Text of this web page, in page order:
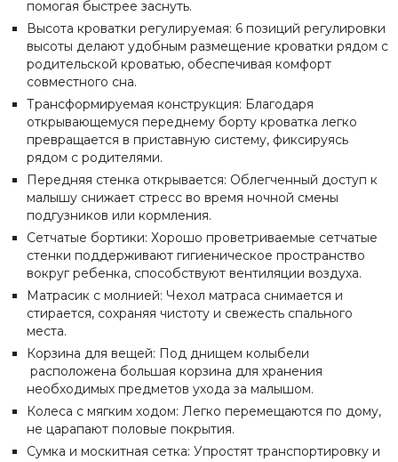
помогая быстрее заснуть.
Высота кроватки регулируемая: 6 позиций регулировки
высоты делают удобным размещение кроватки рядом с
родительской кроватью, обеспечивая комфорт
совместного сна.
Трансформируемая конструкция: Благодаря
открывающемуся переднему борту кроватка легко
превращается в приставную систему, фиксируясь
рядом с родителями.
Передняя стенка открывается: Облегченный доступ к
малышу снижает стресс во время ночной смены
подгузников или кормления.
Сетчатые бортики: Хорошо проветриваемые сетчатые
стенки поддерживают гигиеническое пространство
вокруг ребенка, способствуют вентиляции воздуха.
Матрасик с молнией: Чехол матраса снимается и
стирается, сохраняя чистоту и свежесть спального
места.
Корзина для вещей: Под днищем колыбели
расположена большая корзина для хранения
необходимых предметов ухода за малышом.
Колеса с мягким ходом: Легко перемещаются по дому,
не царапают половые покрытия.
Сумка и москитная сетка: Упростят транспортировку и